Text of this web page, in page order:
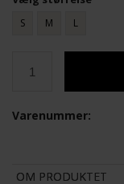
S M L
Varenummer:
OM PRODUKTET